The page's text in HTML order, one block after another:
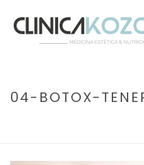
04-BOTOX-